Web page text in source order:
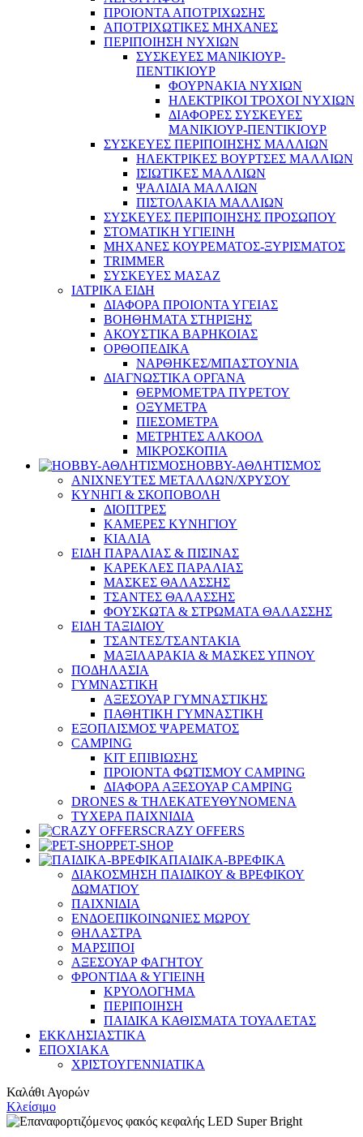
ΠΡΟΙΟΝΤΑ ΑΠΟΤΡΙΧΩΣΗΣ
ΑΠΟΤΡΙΧΩΤΙΚΕΣ ΜΗΧΑΝΕΣ
ΠΕΡΙΠΟΙΗΣΗ ΝΥΧΙΩΝ
ΣΥΣΚΕΥΕΣ ΜΑΝΙΚΙΟΥΡ-
ΠΕΝΤΙΚΙΟΥΡ
ΦΟΥΡΝΑΚΙΑ ΝΥΧΙΩΝ
ΗΛΕΚΤΡΙΚΟΙ ΤΡΟΧΟΙ ΝΥΧΙΩΝ
ΔΙΑΦΟΡΕΣ ΣΥΣΚΕΥΕΣ
ΜΑΝΙΚΙΟΥΡ-ΠΕΝΤΙΚΙΟΥΡ
ΣΥΣΚΕΥΕΣ ΠΕΡΙΠΟΙΗΣΗΣ ΜΑΛΛΙΩΝ
ΗΛΕΚΤΡΙΚΕΣ ΒΟΥΡΤΣΕΣ ΜΑΛΛΙΩΝ
ΙΣΙΩΤΙΚΕΣ ΜΑΛΛΙΩΝ
ΨΑΛΙΔΙΑ ΜΑΛΛΙΩΝ
ΠΙΣΤΟΛΑΚΙΑ ΜΑΛΛΙΩΝ
ΣΥΣΚΕΥΕΣ ΠΕΡΙΠΟΙΗΣΗΣ ΠΡΟΣΩΠΟΥ
ΣΤΟΜΑΤΙΚΗ ΥΓΙΕΙΝΗ
ΜΗΧΑΝΕΣ ΚΟΥΡΕΜΑΤΟΣ-ΞΥΡΙΣΜΑΤΟΣ
TRIMMER
ΣΥΣΚΕΥΕΣ ΜΑΣΑΖ
ΙΑΤΡΙΚΑ ΕΙΔΗ
ΔΙΑΦΟΡΑ ΠΡΟΙΟΝΤΑ ΥΓΕΙΑΣ
ΒΟΗΘΗΜΑΤΑ ΣΤΗΡΙΞΗΣ
ΑΚΟΥΣΤΙΚΑ ΒΑΡΗΚΟΙΑΣ
ΟΡΘΟΠΕΔΙΚΑ
ΝΑΡΘΗΚΕΣ/ΜΠΑΣΤΟΥΝΙΑ
ΔΙΑΓΝΩΣΤΙΚΑ ΟΡΓΑΝΑ
ΘΕΡΜΟΜΕΤΡΑ ΠΥΡΕΤΟΥ
ΟΞΥΜΕΤΡΑ
ΠΙΕΣΟΜΕΤΡΑ
ΜΕΤΡΗΤΕΣ ΑΛΚΟΟΛ
ΜΙΚΡΟΣΚΟΠΙΑ
HOBBY-ΑΘΛΗΤΙΣΜΟΣ
ΑΝΙΧΝΕΥΤΕΣ ΜΕΤΑΛΛΩΝ/ΧΡΥΣΟΥ
ΚΥΝΗΓΙ & ΣΚΟΠΟΒΟΛΗ
ΔΙΟΠΤΡΕΣ
ΚΑΜΕΡΕΣ ΚΥΝΗΓΙΟΥ
ΚΙΑΛΙΑ
ΕΙΔΗ ΠΑΡΑΛΙΑΣ & ΠΙΣΙΝΑΣ
ΚΑΡΕΚΛΕΣ ΠΑΡΑΛΙΑΣ
ΜΑΣΚΕΣ ΘΑΛΑΣΣΗΣ
ΤΣΑΝΤΕΣ ΘΑΛΑΣΣΗΣ
ΦΟΥΣΚΩΤΑ & ΣΤΡΩΜΑΤΑ ΘΑΛΑΣΣΗΣ
ΕΙΔΗ ΤΑΞΙΔΙΟΥ
ΤΣΑΝΤΕΣ/ΤΣΑΝΤΑΚΙΑ
ΜΑΞΙΛΑΡΑΚΙΑ & ΜΑΣΚΕΣ ΥΠΝΟΥ
ΠΟΔΗΛΑΣΙΑ
ΓΥΜΝΑΣΤΙΚΗ
ΑΞΕΣΟΥΑΡ ΓΥΜΝΑΣΤΙΚΗΣ
ΠΑΘΗΤΙΚΗ ΓΥΜΝΑΣΤΙΚΗ
ΕΞΟΠΛΙΣΜΟΣ ΨΑΡΕΜΑΤΟΣ
CAMPING
ΚΙΤ ΕΠΙΒΙΩΣΗΣ
ΠΡΟΙΟΝΤΑ ΦΩΤΙΣΜΟΥ CAMPING
ΔΙΑΦΟΡΑ ΑΞΕΣΟΥΑΡ CAMPING
DRONES & ΤΗΛΕΚΑΤΕΥΘΥΝΟΜΕΝΑ
ΤΥΧΕΡΑ ΠΑΙΧΝΙΔΙΑ
CRAZY OFFERS
PET-SHOP
ΠΑΙΔΙΚΑ-ΒΡΕΦΙΚΑ
ΔΙΑΚΟΣΜΗΣΗ ΠΑΙΔΙΚΟΥ & ΒΡΕΦΙΚΟΥ
ΔΩΜΑΤΙΟΥ
ΠΑΙΧΝΙΔΙΑ
ΕΝΔΟΕΠΙΚΟΙΝΩΝΙΕΣ ΜΩΡΟΥ
ΘΗΛΑΣΤΡΑ
ΜΑΡΣΙΠΟΙ
ΑΞΕΣΟΥΑΡ ΦΑΓΗΤΟΥ
ΦΡΟΝΤΙΔΑ & ΥΓΙΕΙΝΗ
ΚΡΥΟΛΟΓΗΜΑ
ΠΕΡΙΠΟΙΗΣΗ
ΠΑΙΔΙΚΑ ΚΑΘΙΣΜΑΤΑ ΤΟΥΑΛΕΤΑΣ
ΕΚΚΛΗΣΙΑΣΤΙΚΑ
ΕΠΟΧΙΑΚΑ
ΧΡΙΣΤΟΥΓΕΝΝΙΑΤΙΚΑ
Καλάθι Αγορών
Κλείσιμο